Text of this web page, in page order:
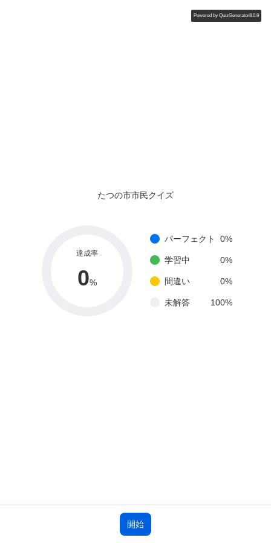
Powered by QuizGenerator8.0.9
たつの市市民クイズ
達成率
0%
パーフェクト 0%
学習中 0%
間違い 0%
未解答 100%
開始